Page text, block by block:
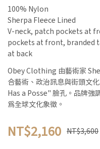
100% Nylon
Sherpa Fleece Lined
V-neck, patch pockets at
pockets at front, branded
at back
Obey Clothing 由藝術家
合藝術、政治訊息與街頭文
Has a Posse" 臉孔。品牌強
為全球文化象徵。
NT$2,160 NT$3,600